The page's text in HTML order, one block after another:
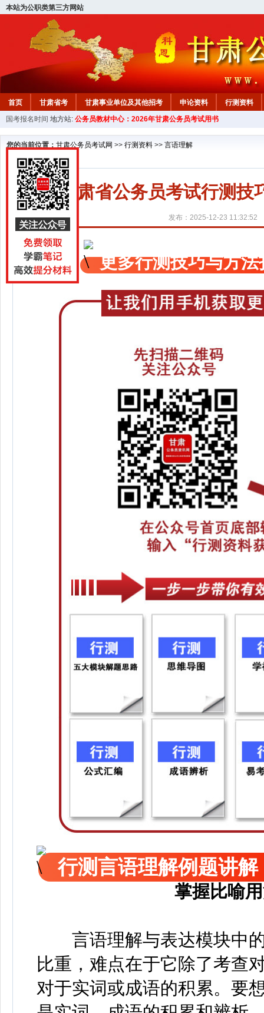
本站为公职类第三方网站
首页 甘肃省考 甘肃事业单位及其他招考 申论资料
行测资料
国考报名时间 地方站: 公务员教材中心：2026年甘肃公务员考试用书
您的当前位置： 甘肃公务员考试网 >> 行测资料 >> 言语理解
甘肃省公务员考试行测技
发布：2025-12-23 11:32:52
更多行测技巧与方法
行测言语理解例题讲解
掌握比喻
言语理解与表达模块中的
比重，难点在于它除了考查
对于实词或成语的积累。要